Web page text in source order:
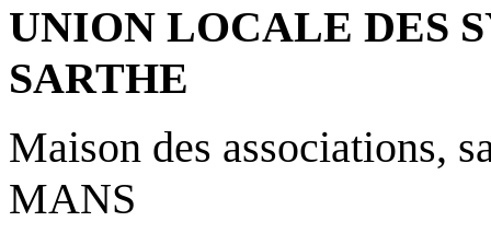
UNION LOCALE DES
SARTHE
Maison des associations,
MANS